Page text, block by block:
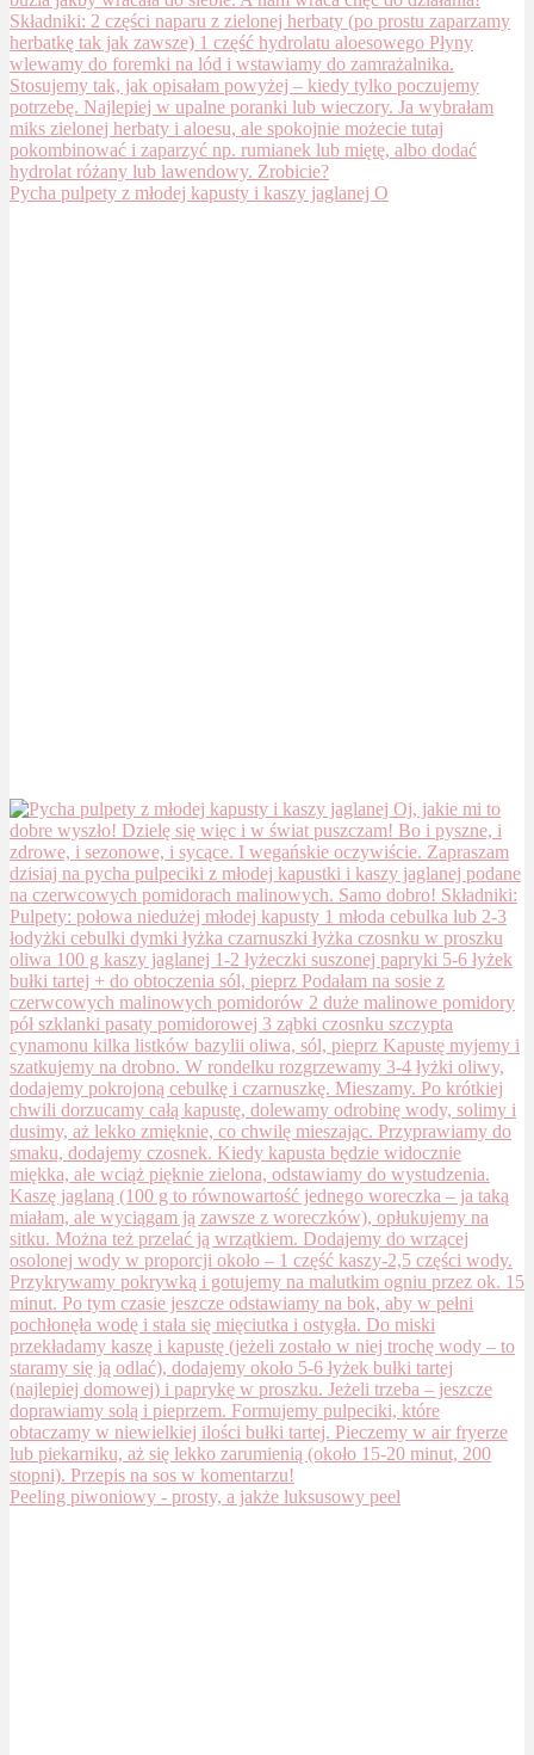
Pycha pulpety z młodej kapusty i kaszy jaglanej O
Peeling piwoniowy - prosty, a jakże luksusowy peel